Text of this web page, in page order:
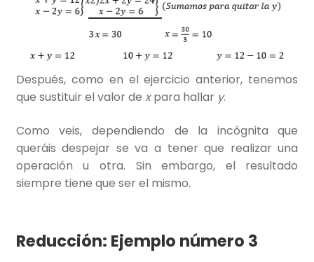
Después, como en el ejercicio anterior, tenemos
que sustituir el valor de xpara hallar y.
Como veis, dependiendo de la incógnita que
queráis despejar se va a tener que realizar una
operación u otra. Sin embargo, el resultado
siempre tiene que ser el mismo.
Reducción: Ejemplo número 3